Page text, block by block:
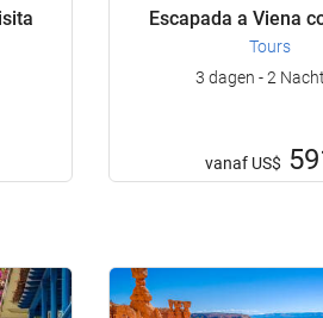
Escapada a Viena
Tours
3 dagen - 2
vanaf US$